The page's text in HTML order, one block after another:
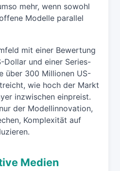
mehr, wenn sowohl
Modelle parallel
mit einer Bewertung
Dollar und einer Series-
über 300 Millionen US-
wie hoch der Markt
inzwischen einpreist.
der Modellinnovation,
Komplexität auf
Medien